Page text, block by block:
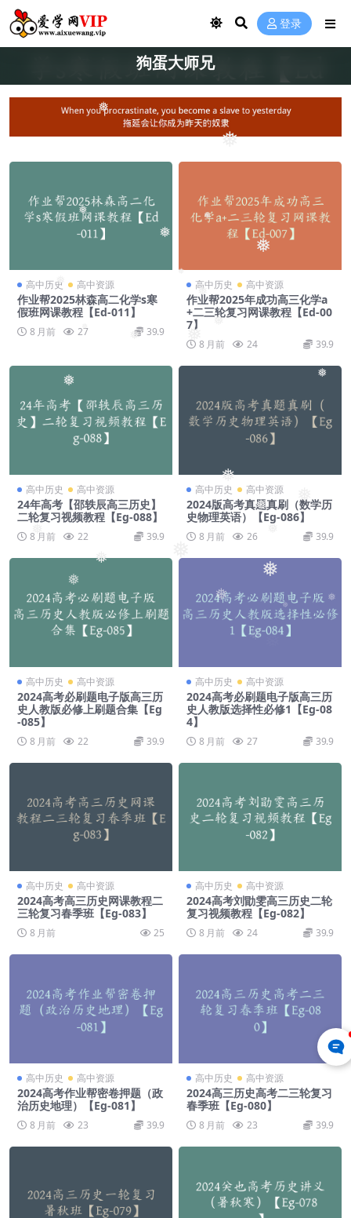
❅
❅
❅
❅
❅
❅
❅
❅
❅
❅
❅
❅
❅
❅
❅
❅
❅
❅
❅
❅
❅
❅
❅
❅
登录
狗蛋大师兄
高中历史 高中资源
作业帮2025林森高二化学s寒
假班网课教程【Ed-011】
8 月前 27 39.9
高中历史 高中资源
作业帮2025年成功高三化学a
+二三轮复习网课教程【Ed-00
7】
8 月前 24 39.9
高中历史 高中资源
24年高考【邵轶辰高三历史】
二轮复习视频教程【Eg-088】
8 月前 22 39.9
高中历史 高中资源
2024版高考真题真刷（数学历
史物理英语）【Eg-086】
8 月前 26 39.9
高中历史 高中资源
2024高考必刷题电子版高三历
史人教版必修上刷题合集【Eg
-085】
8 月前 22 39.9
高中历史 高中资源
2024高考必刷题电子版高三历
史人教版选择性必修1【Eg-08
4】
8 月前 27 39.9
高中历史 高中资源
2024高考高三历史网课教程二
三轮复习春季班【Eg-083】
8 月前 25
高中历史 高中资源
2024高考刘勖雯高三历史二轮
复习视频教程【Eg-082】
8 月前 24 39.9
高中历史 高中资源
2024高考作业帮密卷押题（政
治历史地理）【Eg-081】
8 月前 23 39.9
高中历史 高中资源
2024高三历史高考二三轮复习
春季班【Eg-080】
8 月前 23 39.9